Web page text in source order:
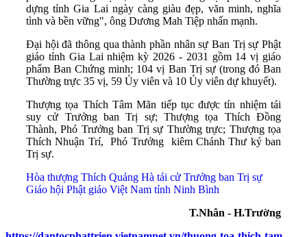
dựng tỉnh Gia Lai ngày càng giàu đẹp, văn minh, nghĩa
tình và bền vững", ông Dương Mah Tiệp nhấn mạnh.
Đại hội đã thông qua thành phần nhân sự Ban Trị sự Phật
giáo tỉnh Gia Lai nhiệm kỳ 2026 - 2031 gồm 14 vị giáo
phẩm Ban Chứng minh; 104 vị Ban Trị sự (trong đó Ban
Thường trực 35 vị, 59 Ủy viên và 10 Ủy viên dự khuyết).
Thượng tọa Thích Tâm Mãn tiếp tục được tín nhiệm tái
suy cử Trưởng ban Trị sự; Thượng tọa Thích Đồng
Thành, Phó Trưởng ban Trị sự Thường trực; Thượng tọa
Thích Nhuận Trí, Phó Trưởng kiêm Chánh Thư ký ban
Trị sự.
Hòa thượng Thích Quảng Hà tái cử Trưởng ban Trị sự
Giáo hội Phật giáo Việt Nam tỉnh Ninh Bình
T.Nhân - H.Trường